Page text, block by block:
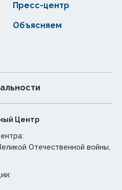
Пресс-центр
Объясняем
Центр
Отечественной войны,